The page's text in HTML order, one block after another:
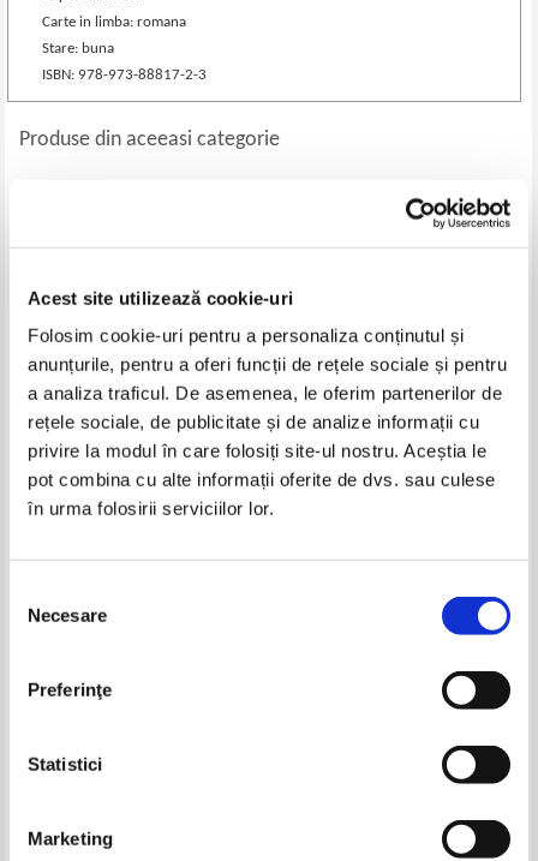
Acest site utilizează cookie-uri
Folosim cookie-uri pentru a personaliza conținutul și
anunțurile, pentru a oferi funcții de rețele sociale și pentru
a analiza traficul. De asemenea, le oferim partenerilor de
rețele sociale, de publicitate și de analize informații cu
privire la modul în care folosiți site-ul nostru. Aceștia le
pot combina cu alte informații oferite de dvs. sau culese
în urma folosirii serviciilor lor.
consimțământului
Necesare
Preferinţe
Statistici
Marketing
Carte in limba: romana
Stare: buna
ISBN: 978-973-88817-2-3
Produse din aceeasi categorie
Mariana Sipos - Mersul pe ape
Petru Sechel - Oameni si
si mai departe...(cu autograful
Nicolae Damian - Pribegi, noi
-35%
Emil Popescu - Crampeie din